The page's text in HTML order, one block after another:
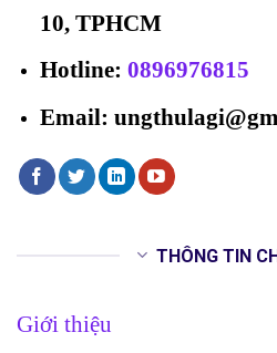
10, TPHCM
Hotline: 0896976815
Email:
THÔNG TIN
Giới thiệu